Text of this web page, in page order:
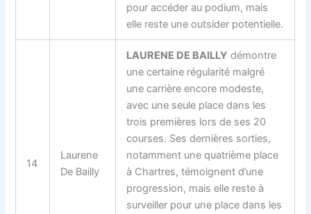
pour accéder au podium, mais
elle reste une outsider potentielle.
14
Laurene
De Bailly
LAURENE DE BAILLY démontre
une certaine régularité malgré
une carrière encore modeste,
avec une seule place dans les
trois premières lors de ses 20
courses. Ses dernières sorties,
notamment une quatrième place
à Chartres, témoignent d’une
progression, mais elle reste à
surveiller pour une place dans les